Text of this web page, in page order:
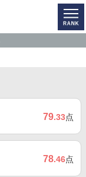
79.33点
78.46点